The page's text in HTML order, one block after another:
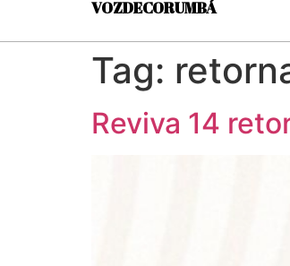
VOZDECORUMBÁ
Tag:
Reviva 14